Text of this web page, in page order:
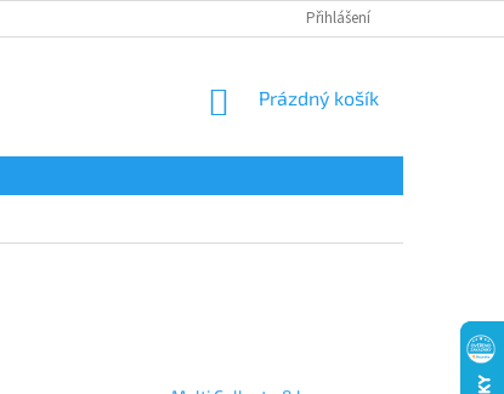
Přihlášení
NÁKUPNÍ
Prázdný košík